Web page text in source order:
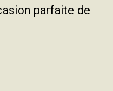
parfaite de